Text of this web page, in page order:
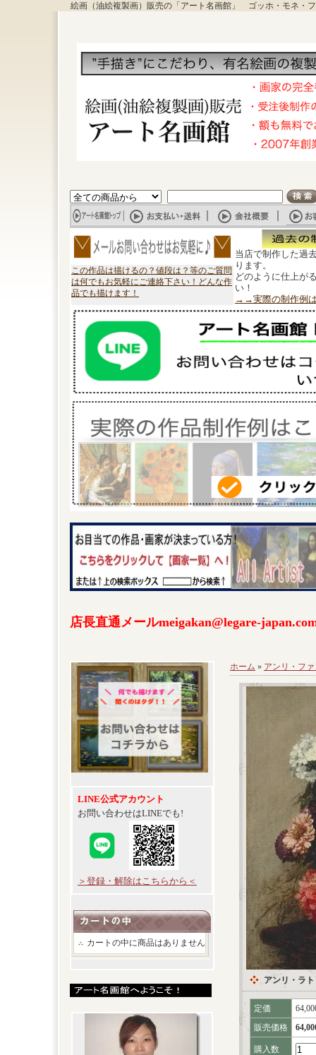
絵画（油絵複製画）販売の「アート名画館」 ゴッホ・モネ・
この作品は描けるの？値段は？等のご質問
は何でもお気軽にご連絡下さい！どんな作
品でも描けます！
当店で制作した過
ります。
どのように仕上が
い！
→→実際の制作例
店長直通メールmeigakan@legare-
LINE公式アカウント
お問い合わせはLINEでも!
＞登録・解除はこちらから＜
カートの中に商品はありません
ホーム » アンリ・フ
アンリ・ラ
定価
販売価格
購入数